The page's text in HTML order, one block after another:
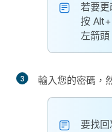
若要
按
左箭頭
3 輸入您的密碼，
要找